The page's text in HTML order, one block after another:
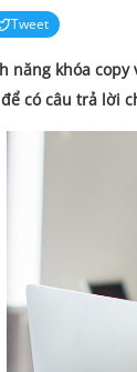
Tweet
năng khóa
có câu trả lời